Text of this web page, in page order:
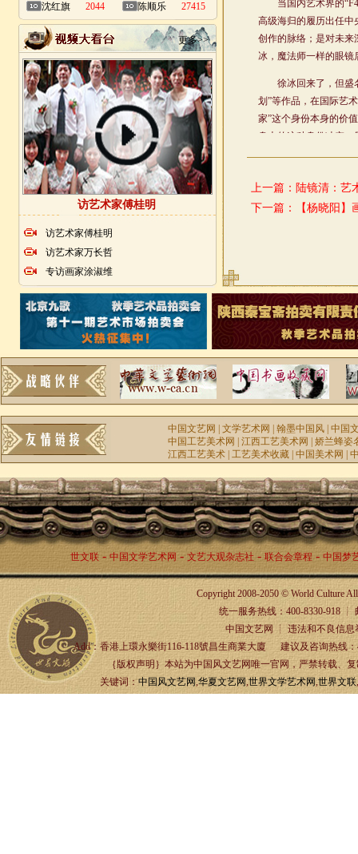
沈红旗
2044
陈顺乐
27415
更多>>
访艺术家傅桂明
访艺术家傅桂明
访艺术家万长哲
专访画家涂淑维
上一篇： 陆镜清：艺
下一篇：
【杨晓阳】
中国文艺网 |文学艺术网 |翰墨中国风 |中国
中国工艺美术网
|江西工艺美术网 |娇兰蜂姿
江西工艺美术 |工艺美术收藏 |中国美术网 |
世文联- 中国文学艺术网 - 文艺大观杂志社 - 联合会章程- 中国梦
Copyright 2008-2050 © World Culture
统一服务热线：400-8330-918 ┊ 邮箱
中国文艺网 ┊ 违法和不良信息举
Add：香港上環永樂街116-118號昌生商業大廈 建议及咨询热线
｛版权声明｝本站为中国风文艺网唯一官网，严禁转载、复制
关键词：中国风文艺网,华夏文艺网,世界文学艺术网,世界文联,